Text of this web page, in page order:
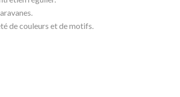
de couleurs et de motifs.